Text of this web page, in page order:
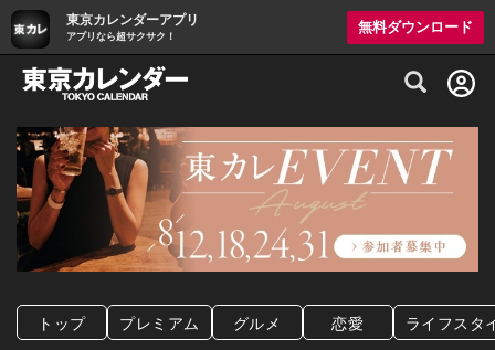
東京カレンダーアプリ
アプリなら超サクサク！
無料ダウンロード
グルメ情報・プレミアムレストラン予約
トップ プレミアム グルメ 恋愛 ライフスタ